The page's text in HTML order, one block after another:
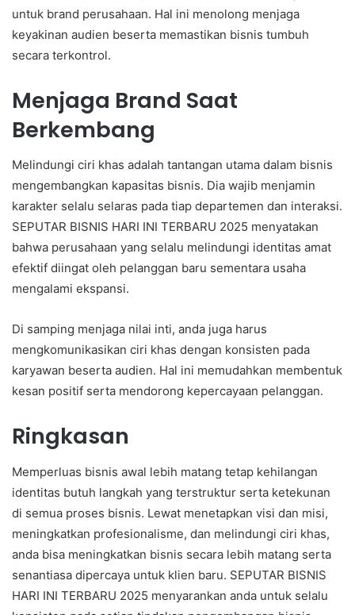
untuk brand perusahaan. Hal ini menolong menjaga
keyakinan audien beserta memastikan bisnis tumbuh
secara terkontrol.
Menjaga Brand Saat
Berkembang
Melindungi ciri khas adalah tantangan utama dalam bisnis
mengembangkan kapasitas bisnis. Dia wajib menjamin
karakter selalu selaras pada tiap departemen dan interaksi.
SEPUTAR BISNIS HARI INI TERBARU 2025 menyatakan
bahwa perusahaan yang selalu melindungi identitas amat
efektif diingat oleh pelanggan baru sementara usaha
mengalami ekspansi.
Di samping menjaga nilai inti, anda juga harus
mengkomunikasikan ciri khas dengan konsisten pada
karyawan beserta audien. Hal ini memudahkan membentuk
kesan positif serta mendorong kepercayaan pelanggan.
Ringkasan
Memperluas bisnis awal lebih matang tetap kehilangan
identitas butuh langkah yang terstruktur serta ketekunan
di semua proses bisnis. Lewat menetapkan visi dan misi,
meningkatkan profesionalisme, dan melindungi ciri khas,
anda bisa meningkatkan bisnis secara lebih matang serta
senantiasa dipercaya untuk klien baru. SEPUTAR BISNIS
HARI INI TERBARU 2025 menyarankan anda untuk selalu